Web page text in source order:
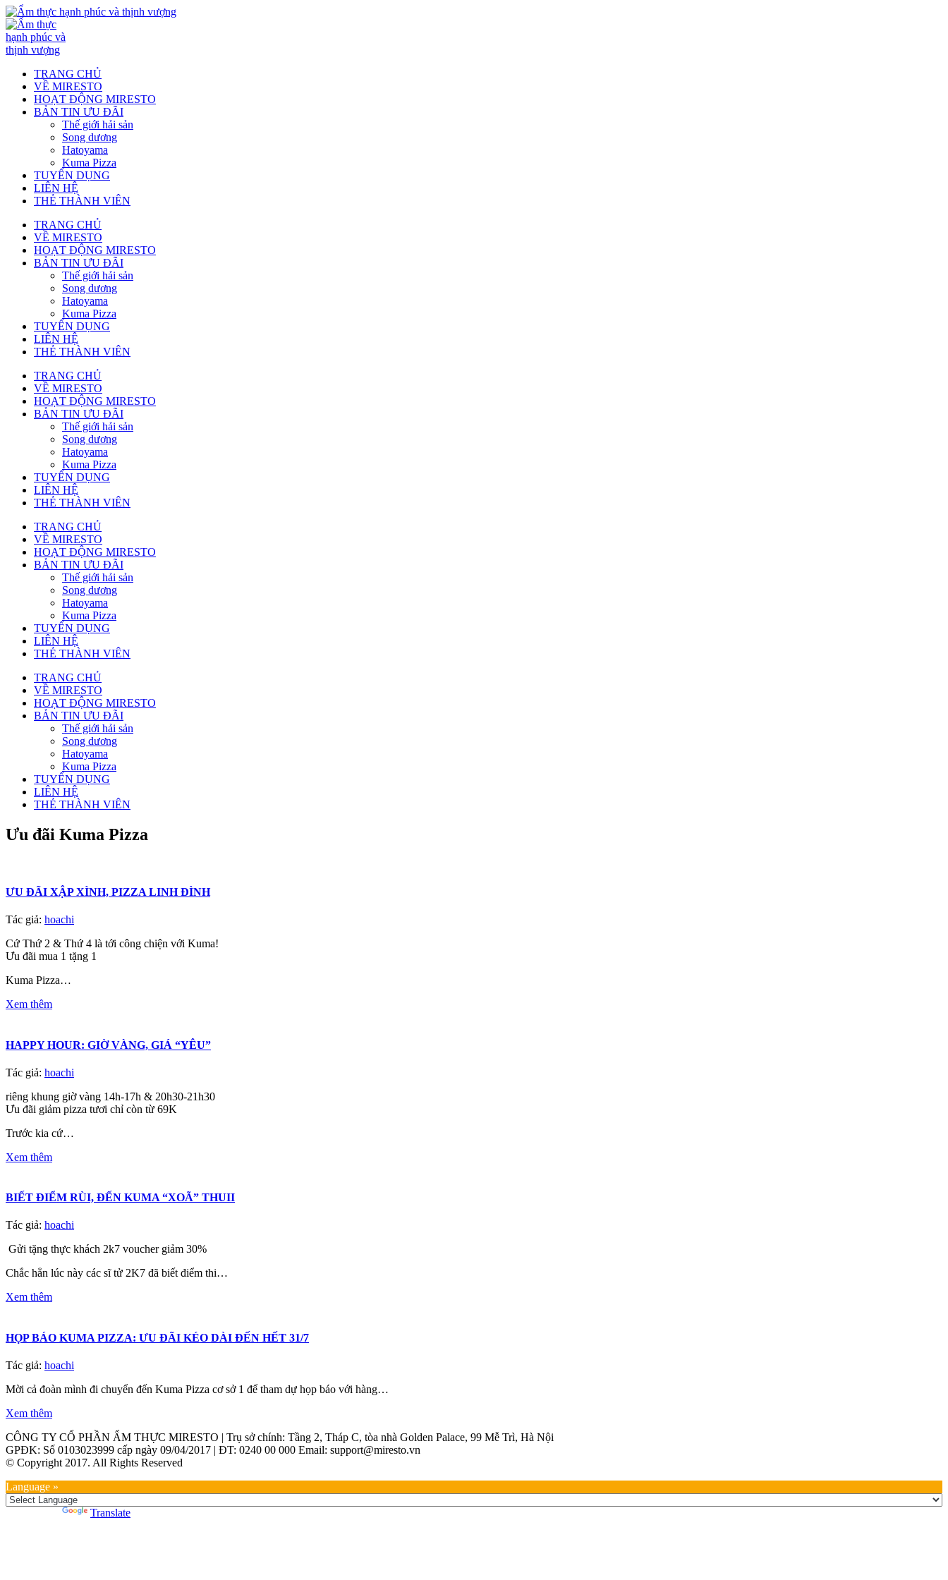
TRANG CHỦ
VỀ MIRESTO
HOẠT ĐỘNG MIRESTO
BẢN TIN ƯU ĐÃI
Thế giới hải sản
Song dương
Hatoyama
Kuma Pizza
TUYỂN DỤNG
LIÊN HỆ
THẺ THÀNH VIÊN
TRANG CHỦ
VỀ MIRESTO
HOẠT ĐỘNG MIRESTO
BẢN TIN ƯU ĐÃI
Thế giới hải sản
Song dương
Hatoyama
Kuma Pizza
TUYỂN DỤNG
LIÊN HỆ
THẺ THÀNH VIÊN
TRANG CHỦ
VỀ MIRESTO
HOẠT ĐỘNG MIRESTO
BẢN TIN ƯU ĐÃI
Thế giới hải sản
Song dương
Hatoyama
Kuma Pizza
TUYỂN DỤNG
LIÊN HỆ
THẺ THÀNH VIÊN
TRANG CHỦ
VỀ MIRESTO
HOẠT ĐỘNG MIRESTO
BẢN TIN ƯU ĐÃI
Thế giới hải sản
Song dương
Hatoyama
Kuma Pizza
TUYỂN DỤNG
LIÊN HỆ
THẺ THÀNH VIÊN
TRANG CHỦ
VỀ MIRESTO
HOẠT ĐỘNG MIRESTO
BẢN TIN ƯU ĐÃI
Thế giới hải sản
Song dương
Hatoyama
Kuma Pizza
TUYỂN DỤNG
LIÊN HỆ
THẺ THÀNH VIÊN
Ưu đãi Kuma Pizza
ƯU ĐÃI XẬP XÌNH, PIZZA LINH ĐÌNH
Tác giả: hoachi
Cứ Thứ 2 & Thứ 4 là tới công chiện với Kuma!
Ưu đãi mua 1 tặng 1
Kuma Pizza…
Xem thêm
HAPPY HOUR: GIỜ VÀNG, GIÁ “YÊU”
Tác giả: hoachi
riêng khung giờ vàng 14h-17h & 20h30-21h30
Ưu đãi giảm pizza tươi chỉ còn từ 69K
Trước kia cứ…
Xem thêm
BIẾT ĐIỂM RÙI, ĐẾN KUMA “XOÃ” THUII
Tác giả: hoachi
Gửi tặng thực khách 2k7 voucher giảm 30%
Chắc hẳn lúc này các sĩ tử 2K7 đã biết điểm thi…
Xem thêm
HỌP BÁO KUMA PIZZA: ƯU ĐÃI KÉO DÀI ĐẾN HẾT 31/7
Tác giả: hoachi
Mời cả đoàn mình đi chuyển đến Kuma Pizza cơ sở 1 để tham dự họp báo với hàng…
Xem thêm
CÔNG TY CỔ PHẦN ẨM THỰC MIRESTO | Trụ sở chính: Tầng 2, Tháp C, tòa nhà Golden Palace, 99 Mễ Trì, Hà Nội
GPĐK: Số 0103023999 cấp ngày 09/04/2017 | ĐT: 0240 00 000 Email: support@miresto.vn
© Copyright 2017. All Rights Reserved
Language »
Translate